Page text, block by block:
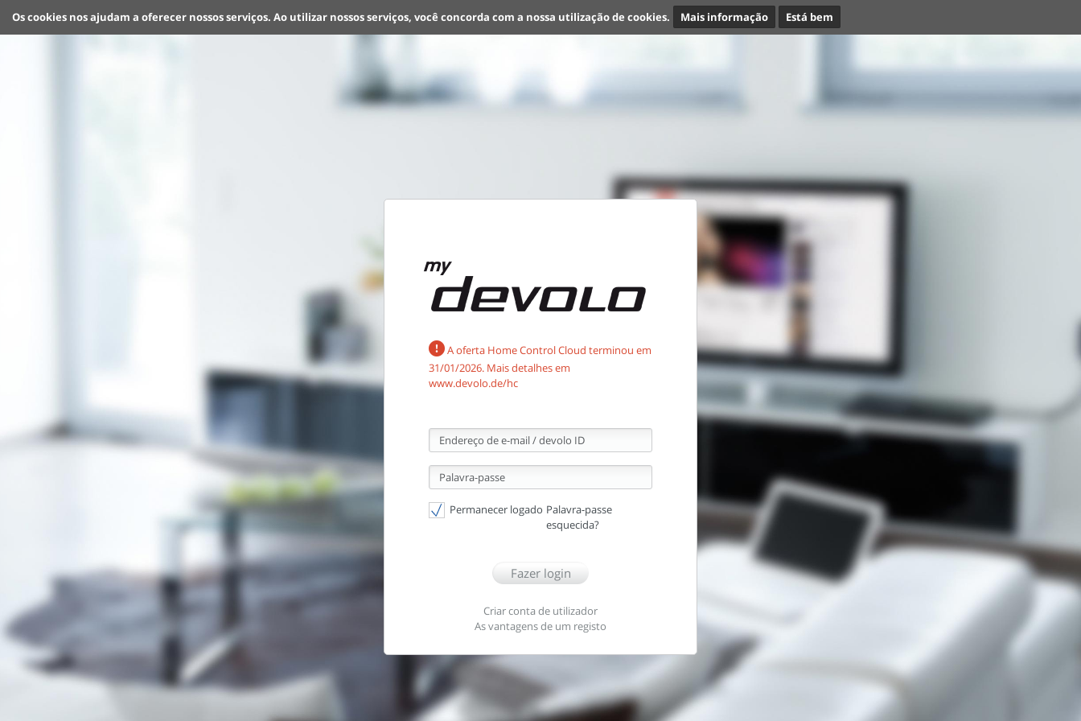
Os cookies nos ajudam a oferecer nossos serviços. Ao utilizar nossos serviços, você concorda com a nossa utilização de cookies. Mais informação Está bem
A oferta Home Control Cloud terminou em
31/01/2026. Mais detalhes em
www.devolo.de/hc
Endereço de e-mail / devolo ID
Palavra-passe
Permanecer logado Palavra-passe
esquecida?
Fazer login
Criar conta de utilizador
As vantagens de um registo